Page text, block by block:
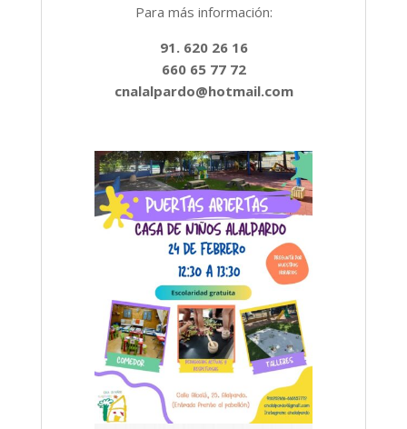
Para más información:
91. 620 26 16
660 65 77 72
cnalalpardo@hotmail.com